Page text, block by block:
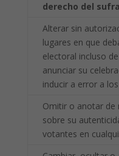
derecho del
Alterar sin
lugares en que
electoral incluso
anunciar su
inducir a error a
Omitir o anotar de
sobre su
votantes en